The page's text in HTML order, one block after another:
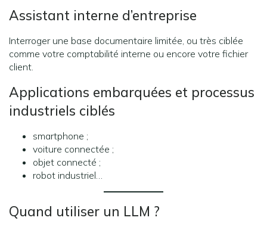
Assistant interne d’entreprise
Interroger une base documentaire limitée, ou très ciblée
comme votre comptabilité interne ou encore votre fichier
client.
Applications embarquées et processus
industriels ciblés
smartphone ;
voiture connectée ;
objet connecté ;
robot industriel…
Quand utiliser un LLM ?